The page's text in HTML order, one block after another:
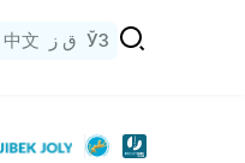
中文 ق ز ЎЗ